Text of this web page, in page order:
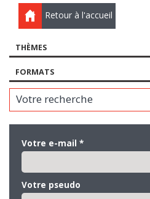
Retour à l'accueil
THÈMES
FORMATS
Votre recherche
Votre e-mail *
Votre pseudo